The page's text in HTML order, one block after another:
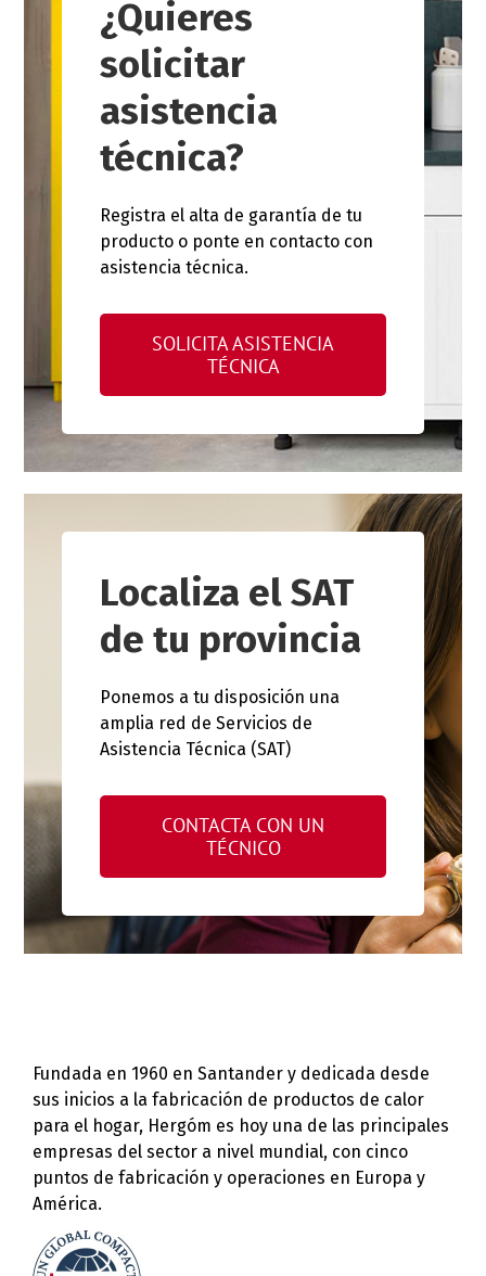
¿Quieres
solicitar
asistencia
técnica?
Registra el alta de garantía de tu
producto o ponte en contacto con
asistencia técnica.
SOLICITA ASISTENCIA
TÉCNICA
Localiza el SAT
de tu provincia
Ponemos a tu disposición una
amplia red de Servicios de
Asistencia Técnica (SAT)
CONTACTA CON UN
TÉCNICO
Fundada en 1960 en Santander y dedicada desde
sus inicios a la fabricación de productos de calor
para el hogar, Hergóm es hoy una de las principales
empresas del sector a nivel mundial, con cinco
puntos de fabricación y operaciones en Europa y
América.